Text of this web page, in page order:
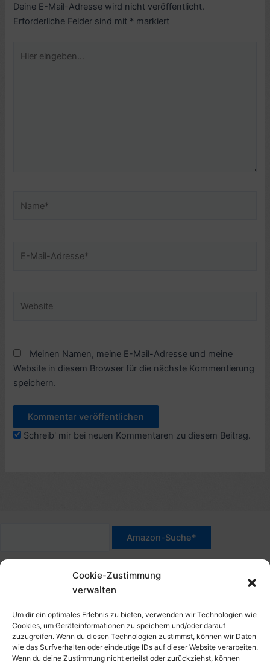
Cookie-Zustimmung
verwalten
Um dir ein optimales Erlebnis zu bieten, verwenden wir Technologien wie
Cookies, um Geräteinformationen zu speichern und/oder darauf
zuzugreifen. Wenn du diesen Technologien zustimmst, können wir Daten
wie das Surfverhalten oder eindeutige IDs auf dieser Website verarbeiten.
Wenn du deine Zustimmung nicht erteilst oder zurückziehst, können
Deine E-Mail-Adresse wird nicht veröffentlicht.
Erforderliche Felder sind mit * markiert
eingeben…
Mail-
Meinen Namen, meine E-Mail-Adresse und meine
Website in diesem Browser für die nächste Kommentierung
speichern.
Schreib' mir bei neuen Kommentaren zu diesem Beitrag.
*Werbehinweis für Links mit Hinweis "Amazon-Werbelink(s)",
"Amazon-Suche" und/oder mit Sternchen (*): Das sind Affiliate-
Link. Wenn Du auf der verlinkten Website etwas kaufst, erhalte
Aufschlag – und unterstützt diese Seite. Als Amazon-Partner
verdiene ich an qualifizierten Verkäufen. Dies gilt auch für
Klicks/Tipps auf Produktbilder, die mit einer Händler-Seite wie